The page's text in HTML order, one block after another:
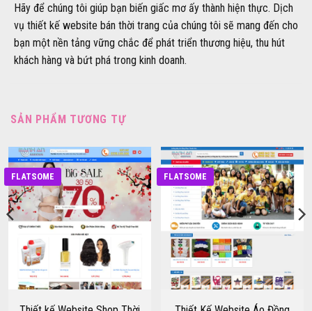
Hãy để chúng tôi giúp bạn biến giấc mơ ấy thành hiện thực. Dịch
vụ thiết kế website bán thời trang của chúng tôi sẽ mang đến cho
bạn một nền tảng vững chắc để phát triển thương hiệu, thu hút
khách hàng và bứt phá trong kinh doanh.
SẢN PHẨM TƯƠNG TỰ
FLATSOME FLATSOME